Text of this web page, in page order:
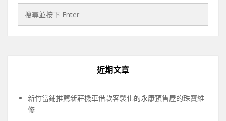
近期文章
新竹當鋪推薦新莊機車借款客製化的永康預售屋的珠寶維
修